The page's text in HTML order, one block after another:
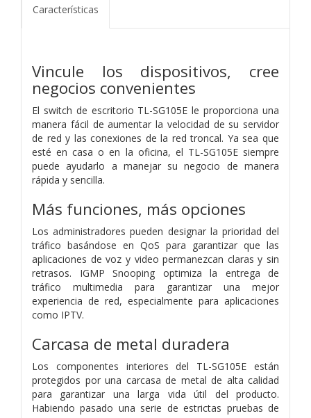
Características
Vincule los dispositivos, cree
negocios convenientes
El switch de escritorio TL-SG105E le proporciona una
manera fácil de aumentar la velocidad de su servidor
de red y las conexiones de la red troncal. Ya sea que
esté en casa o en la oficina, el TL-SG105E siempre
puede ayudarlo a manejar su negocio de manera
rápida y sencilla.
Más funciones, más opciones
Los administradores pueden designar la prioridad del
tráfico basándose en QoS para garantizar que las
aplicaciones de voz y video permanezcan claras y sin
retrasos. IGMP Snooping optimiza la entrega de
tráfico multimedia para garantizar una mejor
experiencia de red, especialmente para aplicaciones
como IPTV.
Carcasa de metal duradera
Los componentes interiores del TL-SG105E están
protegidos por una carcasa de metal de alta calidad
para garantizar una larga vida útil del producto.
Habiendo pasado una serie de estrictas pruebas de